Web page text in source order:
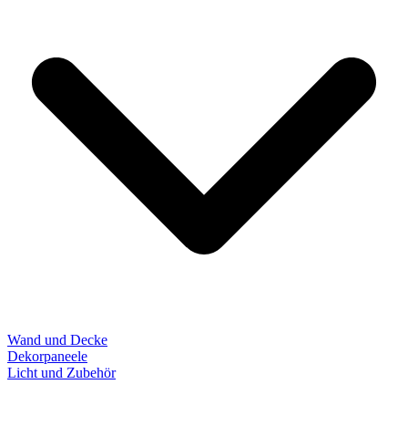
Wand und Decke
Dekorpaneele
Licht und Zubehör